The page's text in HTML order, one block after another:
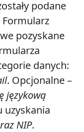
podane
Formularz
pozyskane
danych:
. Opcjonalne –
językową
uzyskania
NIP.